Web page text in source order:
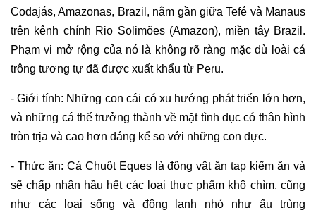
Codajás, Amazonas, Brazil, nằm gần giữa Tefé và Manaus
trên kênh chính Rio Solimões (Amazon), miền tây Brazil.
Phạm vi mở rộng của nó là không rõ ràng mặc dù loài cá
trông tương tự đã được xuất khẩu từ Peru.
- Giới tính: Những con cái có xu hướng phát triển lớn hơn,
và những cá thể trưởng thành về mặt tình dục có thân hình
tròn trịa và cao hơn đáng kể so với những con đực.
- Thức ăn: Cá Chuột Eques là động vật ăn tạp kiếm ăn và
sẽ chấp nhận hầu hết các loại thực phẩm khô chìm, cũng
như các loại sống và đông lạnh nhỏ như ấu trùng